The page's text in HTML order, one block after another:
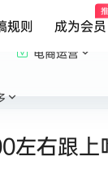
规则 成为会员
电商运营
右跟上